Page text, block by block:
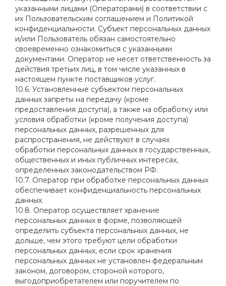
указанными лицами (Операторами) в соответствии с
их Пользовательским соглашением и Политикой
конфиденциальности. Субъект персональных данных
и/или Пользователь обязан самостоятельно
своевременно ознакомиться с указанными
документами. Оператор не несет ответственность за
действия третьих лиц, в том числе указанных в
настоящем пункте поставщиков услуг.
10.6. Установленные субъектом персональных
данных запреты на передачу (кроме
предоставления доступа), а также на обработку или
условия обработки (кроме получения доступа)
персональных данных, разрешенных для
распространения, не действуют в случаях
обработки персональных данных в государственных,
общественных и иных публичных интересах,
определенных законодательством РФ.
10.7. Оператор при обработке персональных данных
обеспечивает конфиденциальность персональных
данных.
10.8. Оператор осуществляет хранение
персональных данных в форме, позволяющей
определить субъекта персональных данных, не
дольше, чем этого требуют цели обработки
персональных данных, если срок хранения
персональных данных не установлен федеральным
законом, договором, стороной которого,
выгодоприобретателем или поручителем по